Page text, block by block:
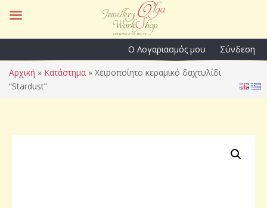
Ο Λογαριασμός μου Σύνδεση
Αρχική » Κατάστημα » Χειροποίητο κεραμικό δαχτυλίδι
“Stardust”